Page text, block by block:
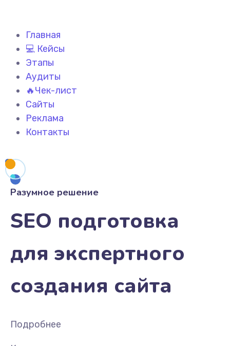
Главная
💻 Кейсы
Этапы
Аудиты
🔥Чек-лист
Сайты
Реклама
Контакты
Разумное решение
SEO подготовка
для экспертного
создания сайта
Подробнее